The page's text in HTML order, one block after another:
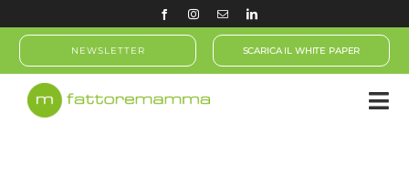
contenuto
NEWSLETTER SCARICA IL WHITE PAPER